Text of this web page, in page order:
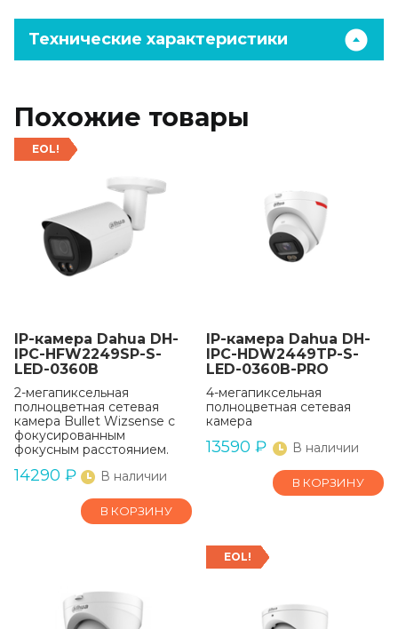
Технические характеристики
Похожие товары
EOL!
IP-камера Dahua DH-
IPC-HFW2249SP-S-
LED-0360B
2-мегапиксельная
полноцветная сетевая
камера Bullet Wizsense с
фокусированным
фокусным расстоянием.
14290 ₽ В наличии
В КОРЗИНУ
IP-камера Dahua DH-
IPC-HDW2449TP-S-
LED-0360B-PRO
4-мегапиксельная
полноцветная сетевая
камера
13590 ₽ В наличии
В КОРЗИНУ
EOL!